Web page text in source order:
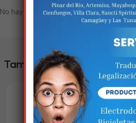
No hay valoraciones aún.
También te puede
Estamos
nisso!
Em breve, esta
disponível com
incríveis.
paciência e